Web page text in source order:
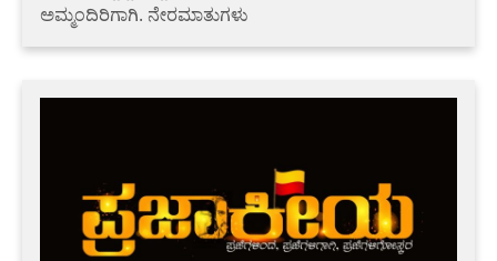
ಅಮ್ಮಂದಿರಿಗಾಗಿ. ನೇರಮಾತುಗಳು